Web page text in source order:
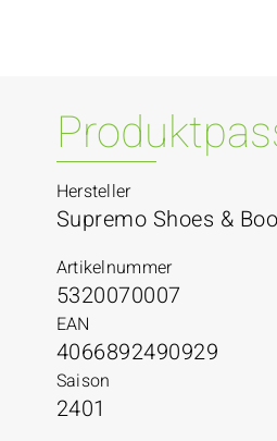
Hersteller
Supremo Shoes &
Artikelnummer
5320070007
EAN
4066892490929
Saison
2401